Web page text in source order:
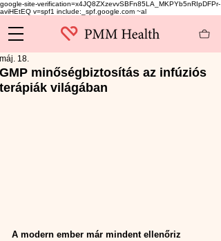
google-site-verification=x4JQ8ZXzevvSBFn85LA_MKPYb5nRIpDFPr-
aviHEtEQ v=spf1 include:_spf.google.com ~al
GMP minőségbiztosítás az infúziós
terápiák világában
máj. 18.
A modern ember már mindent ellenőriz